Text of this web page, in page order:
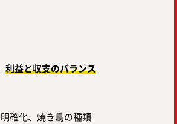
利益と収支のバランス
確化、焼き鳥の種類